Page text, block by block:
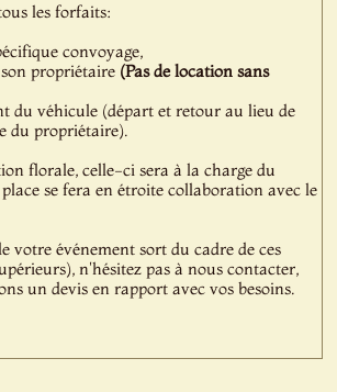
les forfaits:
convoyage,
propriétaire (Pas de location sans
du véhicule (départ et retour au lieu de
du propriétaire).
florale, celle-ci sera à la charge du
se fera en étroite collaboration avec le
votre événement sort du cadre de ces
n'hésitez pas à nous contacter,
un devis en rapport avec vos besoins.